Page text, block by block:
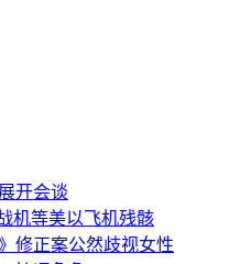
开会谈
机等美以飞机残骸
修正案公然歧视女性